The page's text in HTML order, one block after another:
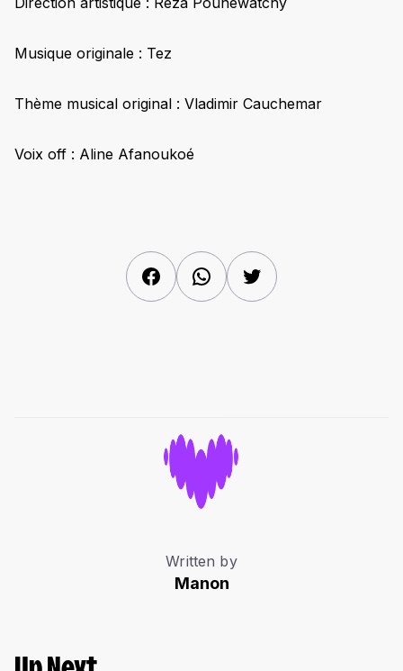
Musique originale : Tez
Thème musical original : Vladimir Cauchemar
Voix off : Aline Afanoukoé
FacebookWhatsAppTwitter
Written by
Manon